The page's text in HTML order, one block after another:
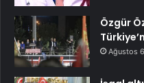
Özgür
Ağustos